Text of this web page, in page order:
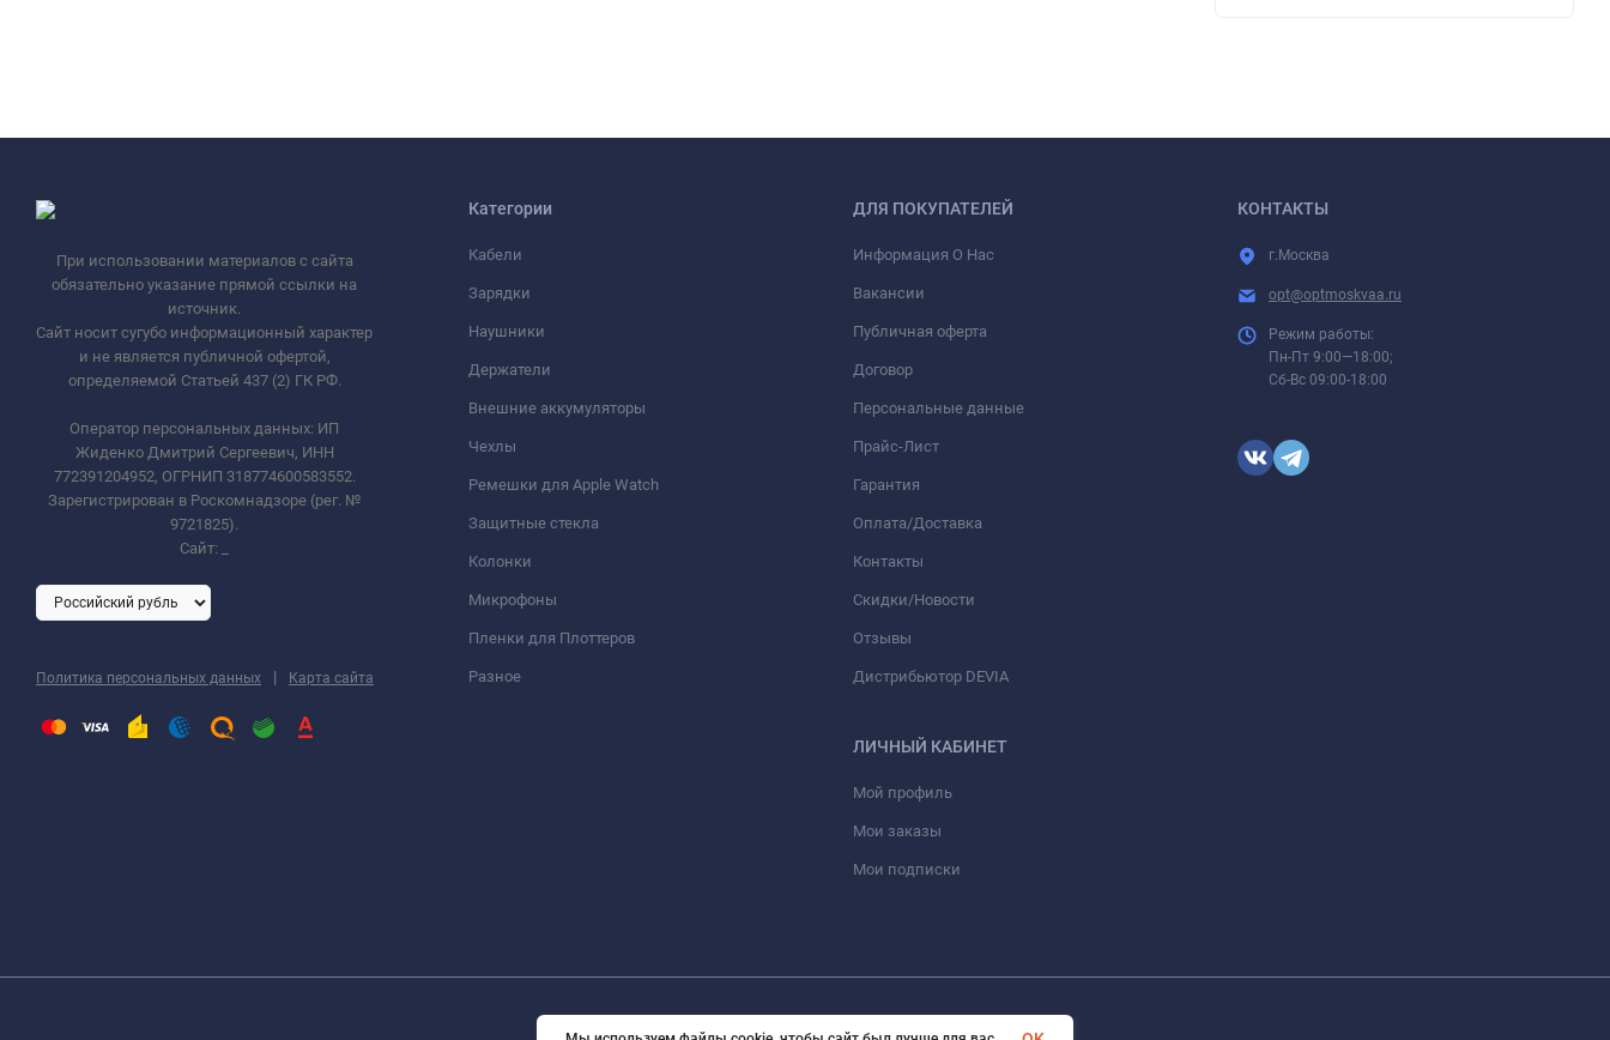
При использовании материалов с сайта
обязательно указание прямой ссылки на
источник.
Сайт носит сугубо информационный характер
и не является публичной офертой,
определяемой Статьей 437 (2) ГК РФ.
Оператор персональных данных: ИП
Жиденко Дмитрий Сергеевич, ИНН
772391204952, ОГРНИП 318774600583552.
Зарегистрирован в Роскомнадзоре (рег. №
9721825).
Сайт:
Политика персональных данных | Карта сайта
Категории
Кабели
Зарядки
Наушники
Держатели
Внешние аккумуляторы
Чехлы
Ремешки для Apple Watch
Защитные стекла
Колонки
Микрофоны
Пленки для Плоттеров
Разное
ДЛЯ ПОКУПАТЕЛЕЙ
Информация О Нас
Вакансии
Публичная оферта
Договор
Персональные данные
Прайс-Лист
Гарантия
Оплата/Доставка
Контакты
Скидки/Новости
Отзывы
Дистрибьютор DEVIA
ЛИЧНЫЙ КАБИНЕТ
Мой профиль
Мои заказы
Мои подписки
КОНТАКТЫ
г.Москва
opt@optmoskvaa.ru
Режим работы:
Пн-Пт 9:00—18:00;
Сб-Вс 09:00-18:00